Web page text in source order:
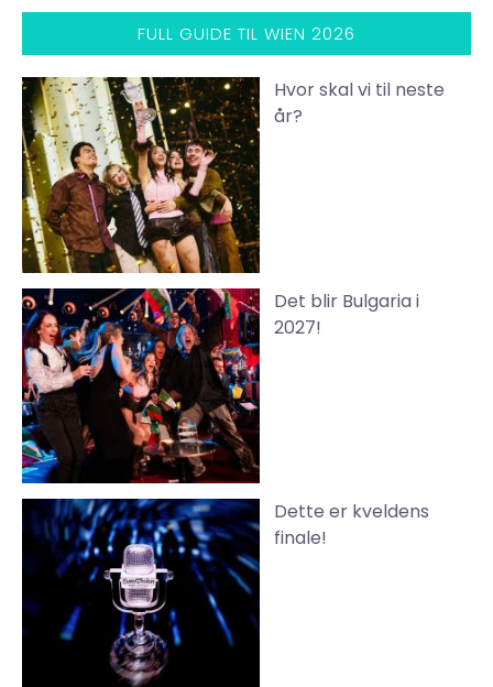
FULL GUIDE TIL WIEN 2026
Hvor skal vi til neste
år?
Det blir Bulgaria i
2027!
Dette er kveldens
finale!